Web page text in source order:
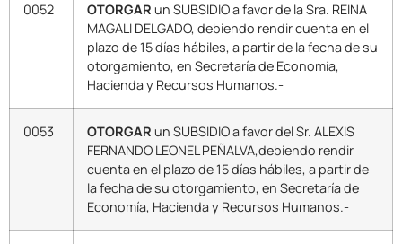
0052 OTORGAR un SUBSIDIO a favor de la Sra. REINA
MAGALI DELGADO, debiendo rendir cuenta en el
plazo de 15 días hábiles, a partir de la fecha de su
otorgamiento, en Secretaría de Economía,
Hacienda y Recursos Humanos.-
0053 OTORGAR un SUBSIDIO a favor del Sr. ALEXIS
FERNANDO LEONEL PEÑALVA,debiendo rendir
cuenta en el plazo de 15 días hábiles, a partir de
la fecha de su otorgamiento, en Secretaría de
Economía, Hacienda y Recursos Humanos.-